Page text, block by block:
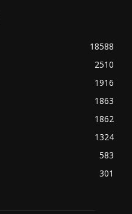
18588
2510
1916
1863
1862
1324
583
301